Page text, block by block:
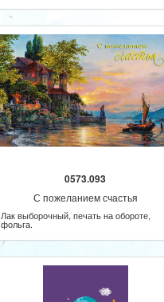
0573.093
С пожеланием счастья
Лак выборочный, печать на обороте,
фольга.